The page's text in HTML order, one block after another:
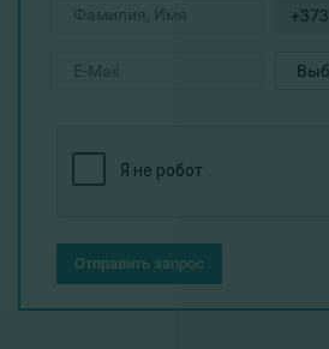
+373
Отправить запрос